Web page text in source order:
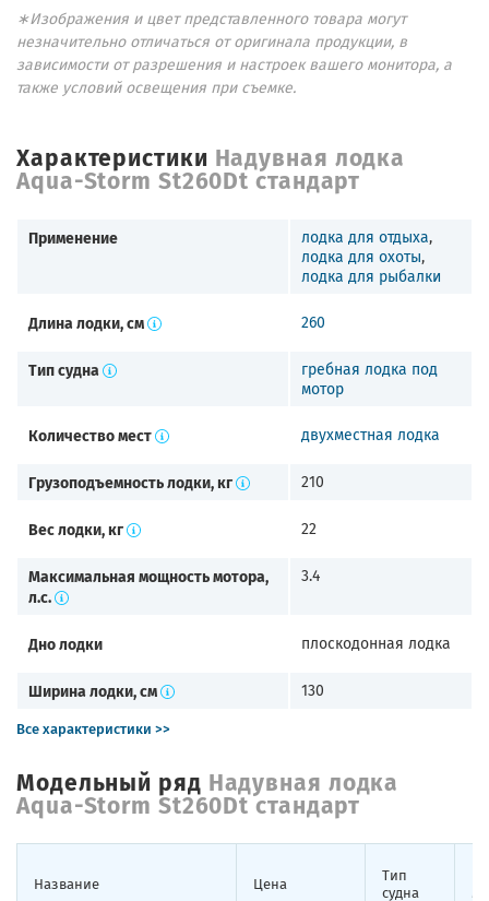
∗Изображения и цвет представленного товара могут
незначительно отличаться от оригинала продукции, в
зависимости от разрешения и настроек вашего монитора, а
также условий освещения при съемке.
Характеристики Надувная лодка
Aqua-Storm St260Dt стандарт
Применение лодка для отдыха,
лодка для охоты,
лодка для рыбалки
Длина лодки, см 260
Тип судна
гребная лодка под
мотор
Количество мест двухместная лодка
Грузоподъемность лодки, кг 210
Вес лодки, кг 22
Максимальная мощность мотора,
л.с.
3.4
Дно лодки плоскодонная лодка
Ширина лодки, см
130
Все характеристики >>
Модельный ряд Надувная лодка
Aqua-Storm St260Dt стандарт
Название Цена
Тип
судна